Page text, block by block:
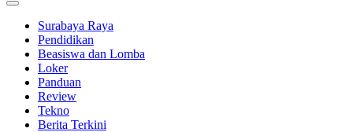
Surabaya Raya
Pendidikan
Beasiswa dan Lomba
Loker
Panduan
Review
Tekno
Berita Terkini